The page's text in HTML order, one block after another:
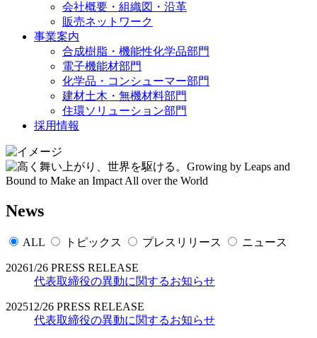
会社概要・組織図・沿革
販売ネットワーク
事業案内
合成樹脂・機能性化学品部門
電子機能材部門
化学品・コンシューマー部門
建材土木・無機材料部門
住環ソリューション部門
採用情報
News
ALL トピックス プレスリリース ニュース
20261/26 PRESS RELEASE
代表取締役の異動に関するお知らせ
202512/26 PRESS RELEASE
代表取締役の異動に関するお知らせ